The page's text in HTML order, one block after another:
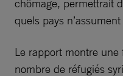
chômage, permettrait
quels pays
Le rapport montre
nombre de réfugiés